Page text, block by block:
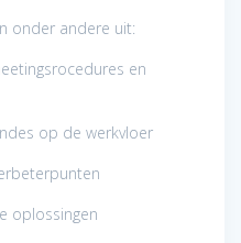
onder andere uit:
en
op de werkvloer
oplossingen